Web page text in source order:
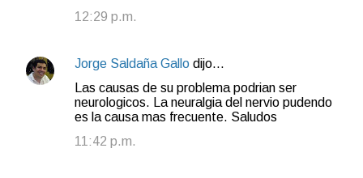
12:29 p.m.
Jorge Saldaña Gallo dijo…
Las causas de su problema podrian ser
neurologicos. La neuralgia del nervio pudendo
es la causa mas frecuente. Saludos
11:42 p.m.